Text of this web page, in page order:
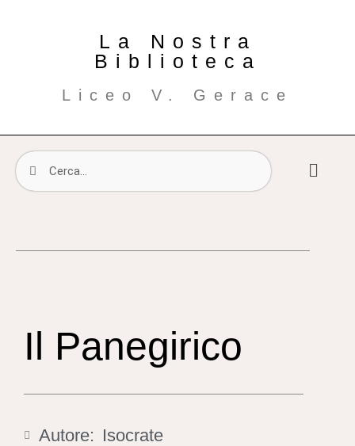
La Nostra
Biblioteca
Liceo V. Gerace
Il Panegirico
Autore: Isocrate